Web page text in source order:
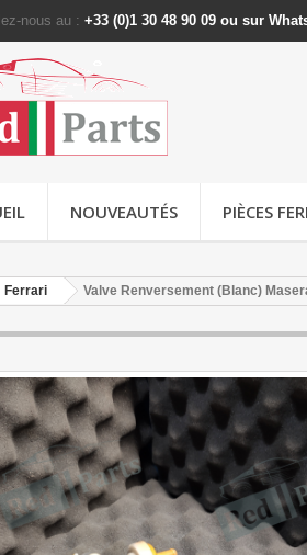
nous au : +33 (0)1 30 48 90 09 ou sur
NOUVEAUTÉS PIÈCES
Ferrari Valve Renversement (Blanc)